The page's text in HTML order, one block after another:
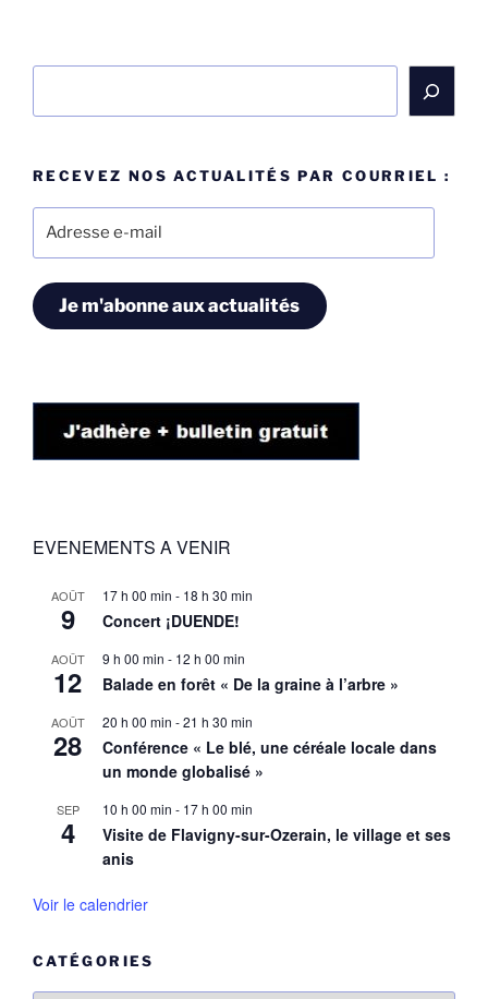
RECEVEZ NOS ACTUALITÉS PAR COURRIEL :
Je m'abonne aux actualités
EVENEMENTS A VENIR
AOÛT
9
17 h 00 min - 18 h 30 min
Concert ¡DUENDE!
AOÛT
12
9 h 00 min - 12 h 00 min
Balade en forêt « De la graine à l’arbre »
AOÛT
28
20 h 00 min -21 h 30 min
Conférence « Le blé, une céréale locale dans
un monde globalisé »
SEP
4
10 h 00 min - 17 h 00 min
Visite de Flavigny-sur-Ozerain, le village et ses
anis
Voir le calendrier
CATÉGORIES